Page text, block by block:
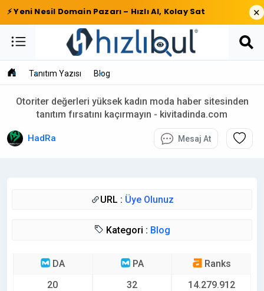
⚡ Yeni Nesil Domain Pazarı – Hızlı Al, Kolay Sat ×
Tanıtım Yazısı Blog
Otoriter değerleri yüksek kadın moda haber sitesinden
tanıtım fırsatını kaçırmayın - kivitadinda.com
HadRa Mesaj At
URL : Üye Olunuz
Kategori : Blog
DA
20
PA
32
Ranks
14.279.912